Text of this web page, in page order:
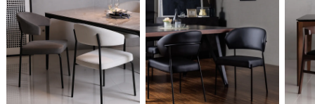
肘掛けの有無などによって座り心地が変わり、昇降や回転などの機
能を備えたモデルは食卓だけでなくデスクワークにも最適です。さ
らに最近人気のテーブルにチェアを引っ掛けてお手入れが楽になる
ルンバブルチェアも続々入荷中。多彩なダイニングチェアから、理
想の一脚を見つけてください。